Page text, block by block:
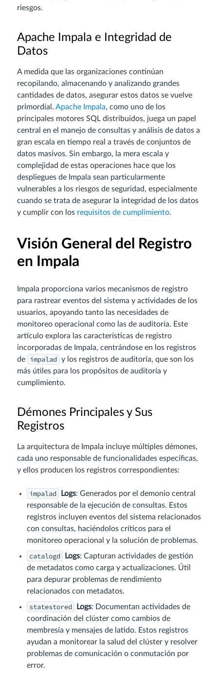
riesgos.
Apache Impala e Integridad de
Datos
A medida que las organizaciones continúan
recopilando, almacenando y analizando grandes
cantidades de datos, asegurar estos datos se vuelve
primordial. Apache Impala, como uno de los
principales motores SQL distribuidos, juega un papel
central en el manejo de consultas y análisis de datos a
gran escala en tiempo real a través de conjuntos de
datos masivos. Sin embargo, la mera escala y
complejidad de estas operaciones hace que los
despliegues de Impala sean particularmente
vulnerables a los riesgos de seguridad, especialmente
cuando se trata de asegurar la integridad de los datos
y cumplir con los requisitos de cumplimiento.
Visión General del Registro
en Impala
Impala proporciona varios mecanismos de registro
para rastrear eventos del sistema y actividades de los
usuarios, apoyando tanto las necesidades de
monitoreo operacional como las de auditoría. Este
artículo explora las características de registro
incorporadas de Impala, centrándose en los registros
de
impalad
y los registros de auditoría, que son los
más útiles para los propósitos de auditoría y
cumplimiento.
Démones Principales y Sus
Registros
La arquitectura de Impala incluye múltiples démones,
cada uno responsable de funcionalidades específicas,
y ellos producen los registros correspondientes:
impalad Logs: Generados por el demonio central
responsable de la ejecución de consultas. Estos
registros incluyen eventos del sistema relacionados
con consultas, haciéndolos críticos para el
monitoreo operacional y la solución de problemas.
catalogd Logs: Capturan actividades de gestión
de metadatos como carga y actualizaciones. Útil
para depurar problemas de rendimiento
relacionados con metadatos.
statestored Logs: Documentan actividades de
coordinación del clúster como cambios de
membresía y mensajes de latido. Estos registros
ayudan a monitorear la salud del clúster y resolver
problemas de comunicación o conmutación por
error.